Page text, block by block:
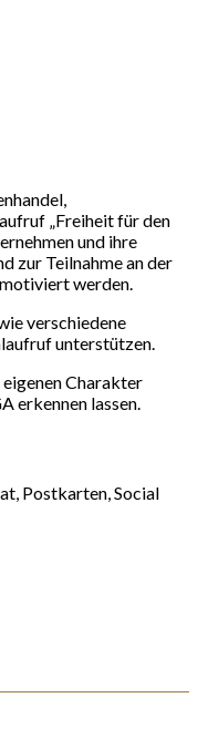
„Freiheit für den
und ihre
zur Teilnahme an der
werden.
verschiedene
unterstützen.
Charakter
erkennen lassen.
Postkarten, Social